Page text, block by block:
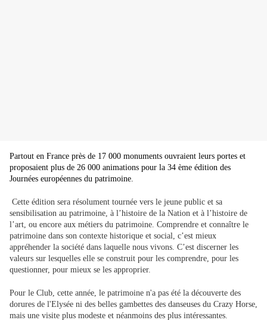
Partout en France près de 17 000 monuments ouvraient leurs portes et
proposaient plus de 26 000 animations pour la 34 ème édition des
Journées européennes du patrimoine.
Cette édition sera résolument tournée vers le jeune public et sa
sensibilisation au patrimoine, à l’histoire de la Nation et à l’histoire de
l’art, ou encore aux métiers du patrimoine. Comprendre et connaître le
patrimoine dans son contexte historique et social, c’est mieux
appréhender la société dans laquelle nous vivons. C’est discerner les
valeurs sur lesquelles elle se construit pour les comprendre, pour les
questionner, pour mieux se les approprier.
Pour le Club, cette année, le patrimoine n'a pas été la découverte des
dorures de l'Elysée ni des belles gambettes des danseuses du Crazy Horse,
mais une visite plus modeste et néanmoins des plus intéressantes.